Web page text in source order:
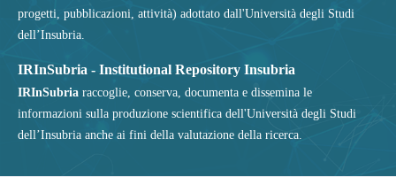
progetti, pubblicazioni, attività) adottato dall'Università degli Studi
dell’Insubria.
IRInSubria - Institutional Repository Insubria
IRInSubria raccoglie, conserva, documenta e dissemina le
informazioni sulla produzione scientifica dell'Università degli Studi
dell’Insubria anche ai fini della valutazione della ricerca.